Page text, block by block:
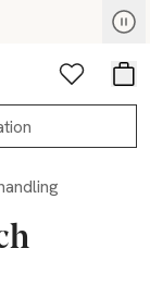
Favoriter